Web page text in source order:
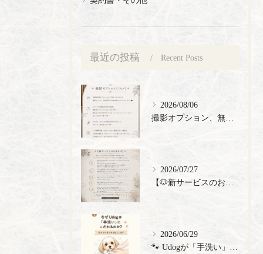
最近の投稿 Recent Posts
2026/08/06
2026/07/27
2026/06/29